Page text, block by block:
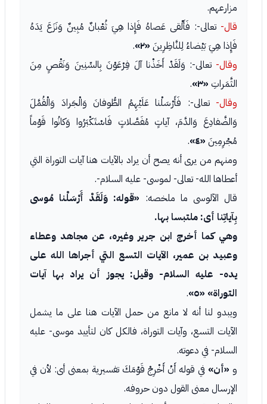
مزارعهم.
قال- تعالى-: فَأَلْقى عَصاهُ فَإِذا هِيَ ثُعْبانٌ مُبِينٌ وَنَزَعَ يَدَهُ
فَإِذا هِيَ بَيْضاءُ لِلنَّاظِرِينَ «٢»
.
وقال- تعالى-: وَلَقَدْ أَخَذْنا آلَ فِرْعَوْنَ بِالسِّنِينَ وَنَقْصٍ مِنَ
الثَّمَراتِ «٣»
.
وقال- تعالى-: فَأَرْسَلْنا عَلَيْهِمُ الطُّوفانَ وَالْجَرادَ وَالْقُمَّلَ
وَالضَّفادِعَ وَالدَّمَ، آياتٍ مُفَصَّلاتٍ فَاسْتَكْبَرُوا وَكانُوا قَوْماً
مُجْرِمِينَ «٤»
.
ومنهم من يرى أنه يصح أن يراد بالآيات هنا آيات التوراة التي
أعطاها الله- تعالى- لموسى- عليه السلام-.
قال الآلوسى ما ملخصه: «قوله: وَلَقَدْ أَرْسَلْنا مُوسى
بِآياتِنا أى: ملتبسا بها.
وهي كما أخرج ابن جرير وغيره، عن مجاهد وعطاء
وعبيد بن عمير، الآيات التسع التي أجراها الله على
يده- عليه السلام- وقيل: يجوز أن يراد بها آيات
التوراة» «٥»
.
ويبدو لنا أنه لا مانع من حمل الآيات هنا على ما يشمل
الآيات التسع، وآيات التوراة، فالكل كان لتأييد موسى- عليه
السلام- في دعوته.
و «أن» في قوله أَنْ أَخْرِجْ قَوْمَكَ تفسيرية بمعنى أى: لأن في
الإرسال معنى القول دون حروفه.